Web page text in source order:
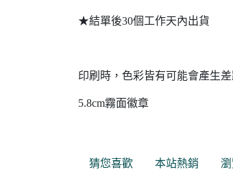
★結單後30個工作天內出貨
印刷時，色彩皆有可能會產生
5.8cm霧面徽章
猜您喜歡 本站熱銷